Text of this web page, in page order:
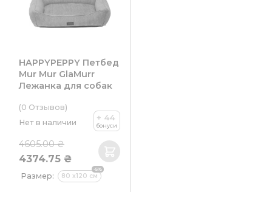
HAPPYPEPPY Петбед
Mur Mur GlaMurr
Лежанка для собак
(0 Отзывов)
Нет в наличии
4605.00 ₴
4374.75 ₴
+ 44
бонуси
Размер:
-5%
80 х120 см